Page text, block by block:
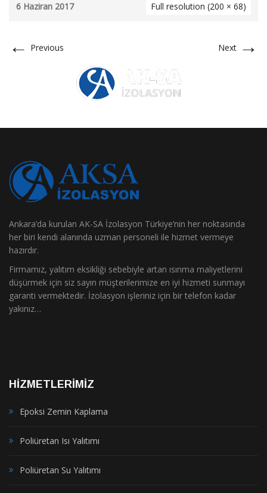
6 Haziran 2017 Full resolution (200 × 68)
← Previous Next →
Ankara’da kurulan AK-SA İzolasyon Türkiye’nin her noktasında
her biri kendi alanında uzman personeli ile hizmet vermeye
hazırdır.
Firmamız, yalıtım eksikliği sebebiyle artan ısınma maliyetlerini
düşürmek için siz sayın müşterilerimize en iyi hizmeti sunmayı
garanti vermektedir. İzolasyon işleriniz için bir telefon kadar
yakınız…
HIZMETLERIMIZ
Epoksi Zemin Kaplama
Poliüretan Isı Yalıtımı
Poliüretan Su Yalıtımı